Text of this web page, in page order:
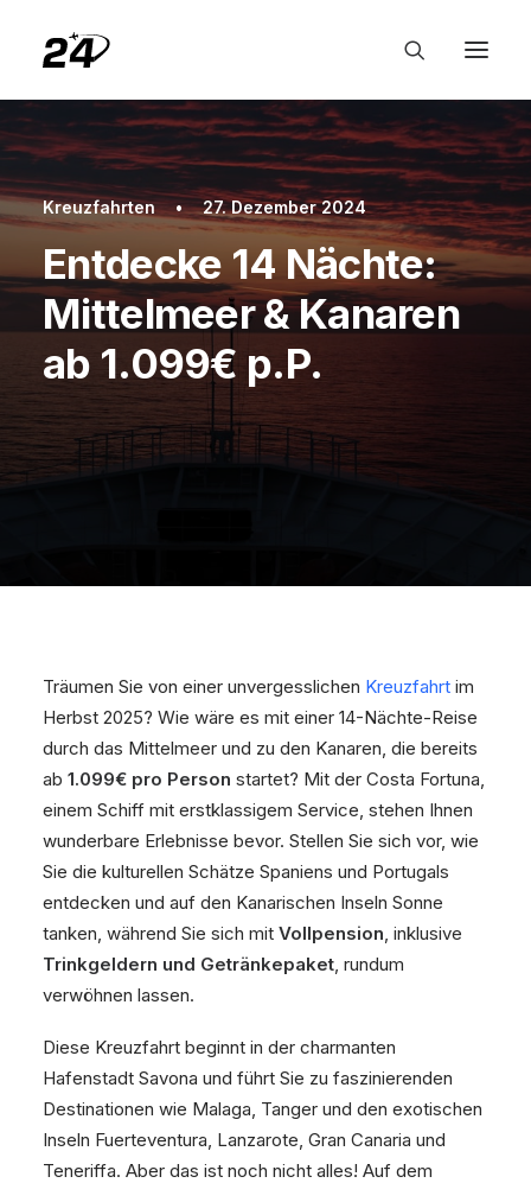
Kreuzfahrten • 27. Dezember 2024
Entdecke 14 Nächte:
Mittelmeer & Kanaren
ab 1.099€ p.P.
Träumen Sie von einer unvergesslichen Kreuzfahrt im
Herbst 2025? Wie wäre es mit einer 14-Nächte-Reise
durch das Mittelmeer und zu den Kanaren, die bereits
ab 1.099€ pro Person startet? Mit der Costa Fortuna,
einem Schiff mit erstklassigem Service, stehen Ihnen
wunderbare Erlebnisse bevor. Stellen Sie sich vor, wie
Sie die kulturellen Schätze Spaniens und Portugals
entdecken und auf den Kanarischen Inseln Sonne
tanken, während Sie sich mit Vollpension, inklusive
Trinkgeldern und Getränkepaket, rundum
verwöhnen lassen.
Diese Kreuzfahrt beginnt in der charmanten
Hafenstadt Savona und führt Sie zu faszinierenden
Destinationen wie Malaga, Tanger und den exotischen
Inseln Fuerteventura, Lanzarote, Gran Canaria und
Teneriffa. Aber das ist noch nicht alles! Auf dem